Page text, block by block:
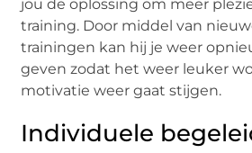
jou de oplossing om meer
training. Door middel van
trainingen kan hij je weer
geven zodat het weer leuker
motivatie weer gaat stijgen.
Individuele